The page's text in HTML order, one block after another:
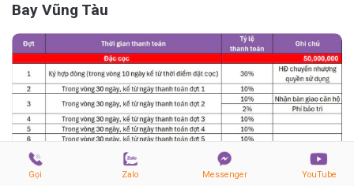
Bay Vũng Tàu
Gọi Zalo Messenger YouTube